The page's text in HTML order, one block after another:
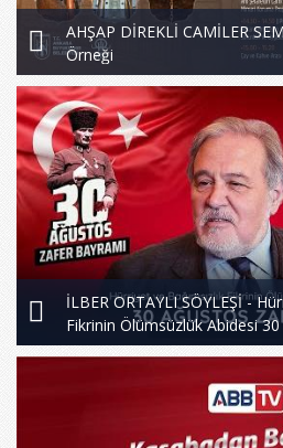
AHŞAP DİREKLİ CAMİLER
Örneği
İLBER ORTAYLI SÖYLEŞİ -
Fikrinin Ölümsüzlük Abidesi